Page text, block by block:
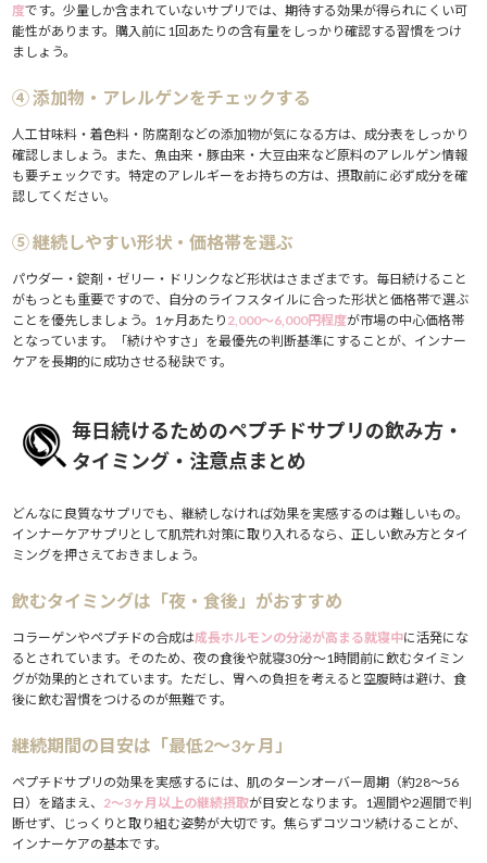
度です。少量しか含まれていないサプリでは、期待する効果が得られにくい可
能性があります。購入前に1回あたりの含有量をしっかり確認する習慣をつけ
ましょう。
④ 添加物・アレルゲンをチェックする
人工甘味料・着色料・防腐剤などの添加物が気になる方は、成分表をしっかり
確認しましょう。また、魚由来・豚由来・大豆由来など原料のアレルゲン情報
も要チェックです。特定のアレルギーをお持ちの方は、摂取前に必ず成分を確
認してください。
⑤ 継続しやすい形状・価格帯を選ぶ
パウダー・錠剤・ゼリー・ドリンクなど形状はさまざまです。毎日続けること
がもっとも重要ですので、自分のライフスタイルに合った形状と価格帯で選ぶ
ことを優先しましょう。1ヶ月あたり 2,000〜6,000円程度が市場の中心価格帯
となっています。「続けやすさ」を最優先の判断基準にすることが、インナー
ケアを長期的に成功させる秘訣です。
毎日続けるためのペプチドサプリの飲み方・
タイミング・注意点まとめ
どんなに良質なサプリでも、継続しなければ効果を実感するのは難しいもの。
インナーケアサプリとして肌荒れ対策に取り入れるなら、正しい飲み方とタイ
ミングを押さえておきましょう。
飲むタイミングは「夜・食後」がおすすめ
コラーゲンやペプチドの合成は成長ホルモンの分泌が高まる就寝中に活発にな
るとされています。そのため、夜の食後や就寝30分〜1時間前に飲むタイミン
グが効果的とされています。ただし、胃への負担を考えると空腹時は避け、食
後に飲む習慣をつけるのが無難です。
継続期間の目安は「最低2〜3ヶ月」
ペプチドサプリの効果を実感するには、肌のターンオーバー周期（約28〜56
日）を踏まえ、 2〜3ヶ月以上の継続摂取が目安となります。1週間や2週間で判
断せず、じっくりと取り組む姿勢が大切です。焦らずコツコツ続けることが、
インナーケアの基本です。